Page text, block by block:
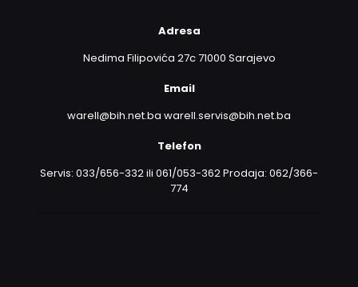
Adresa
Nedima Filipovića 27c 71000 Sarajevo
Email
warell@bih.net.ba warell.servis@bih.net.ba
Telefon
Servis: 033/656-332 ili 061/053-362 Prodaja: 062/366-
774